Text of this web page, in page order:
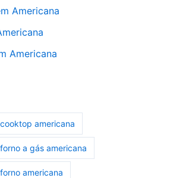
Americana
Americana
americana
a gás americana
americana